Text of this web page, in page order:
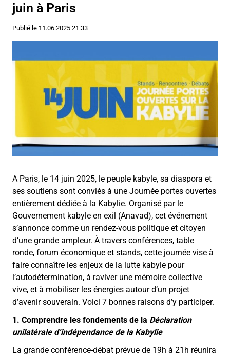
juin à Paris
Publié le 11.06.2025 21:33
A Paris, le 14 juin 2025, le peuple kabyle, sa diaspora et
ses soutiens sont conviés à une Journée portes ouvertes
entièrement dédiée à la Kabylie. Organisé par le
Gouvernement kabyle en exil (Anavad), cet événement
s’annonce comme un rendez-vous politique et citoyen
d’une grande ampleur. À travers conférences, table
ronde, forum économique et stands, cette journée vise à
faire connaître les enjeux de la lutte kabyle pour
l’autodétermination, à raviver une mémoire collective
vive, et à mobiliser les énergies autour d’un projet
d’avenir souverain. Voici 7 bonnes raisons d’y participer.
1. Comprendre les fondements de la Déclaration
unilatérale d’indépendance de la Kabylie
La grande conférence-débat prévue de 19h à 21h réunira